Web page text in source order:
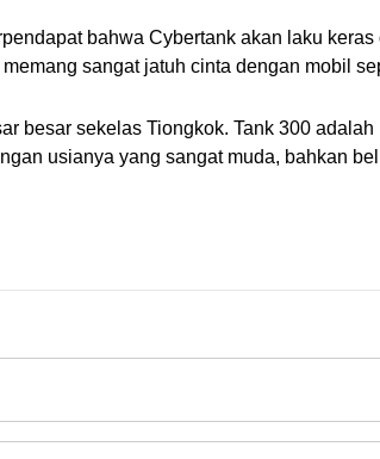
bahwa Cybertank akan laku
sangat jatuh cinta dengan mobil
besar sekelas Tiongkok. Tank 300
usianya yang sangat muda, bahkan